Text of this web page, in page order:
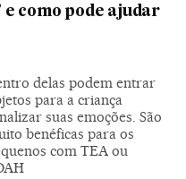
e como pode ajudar
delas podem entrar
para a criança
suas emoções. São
benéficas para os
com TEA ou